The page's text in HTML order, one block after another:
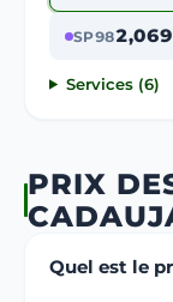
SP98
Services (6)
PRIX
Quel est le